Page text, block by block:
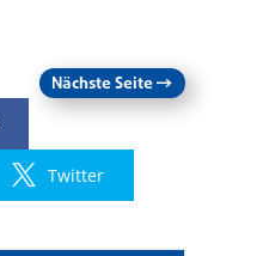
Nächste Seite→
Twitter